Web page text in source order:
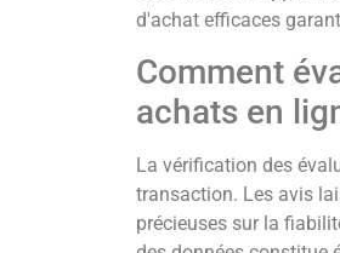
d'achat efficaces
Comment
achats en
La vérification des
transaction. Les avis
précieuses sur la